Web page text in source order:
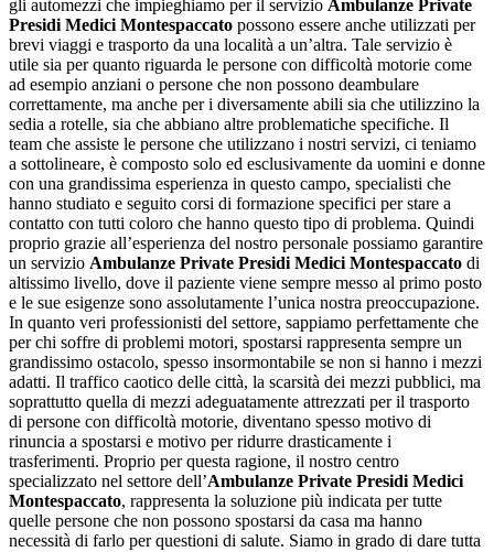
gli automezzi che impieghiamo per il servizio Ambulanze Private
Presidi Medici Montespaccato possono essere anche utilizzati per
brevi viaggi e trasporto da una località a un’altra. Tale servizio è
utile sia per quanto riguarda le persone con difficoltà motorie come
ad esempio anziani o persone che non possono deambulare
correttamente, ma anche per i diversamente abili sia che utilizzino la
sedia a rotelle, sia che abbiano altre problematiche specifiche. Il
team che assiste le persone che utilizzano i nostri servizi, ci teniamo
a sottolineare, è composto solo ed esclusivamente da uomini e donne
con una grandissima esperienza in questo campo, specialisti che
hanno studiato e seguito corsi di formazione specifici per stare a
contatto con tutti coloro che hanno questo tipo di problema. Quindi
proprio grazie all’esperienza del nostro personale possiamo garantire
un servizio Ambulanze Private Presidi Medici Montespaccato di
altissimo livello, dove il paziente viene sempre messo al primo posto
e le sue esigenze sono assolutamente l’unica nostra preoccupazione.
In quanto veri professionisti del settore, sappiamo perfettamente che
per chi soffre di problemi motori, spostarsi rappresenta sempre un
grandissimo ostacolo, spesso insormontabile se non si hanno i mezzi
adatti. Il traffico caotico delle città, la scarsità dei mezzi pubblici, ma
soprattutto quella di mezzi adeguatamente attrezzati per il trasporto
di persone con difficoltà motorie, diventano spesso motivo di
rinuncia a spostarsi e motivo per ridurre drasticamente i
trasferimenti. Proprio per questa ragione, il nostro centro
specializzato nel settore dell’Ambulanze Private Presidi Medici
Montespaccato, rappresenta la soluzione più indicata per tutte
quelle persone che non possono spostarsi da casa ma hanno
necessità di farlo per questioni di salute. Siamo in grado di dare tutta